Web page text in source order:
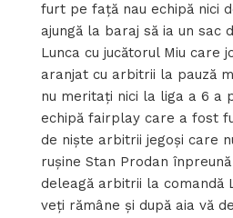
furt pe față nau echipă nici
ajungă la baraj să ia un sac
Lunca cu jucătorul Miu care
aranjat cu arbitrii la pauză
nu meritați nici la liga a 6 a
echipă fairplay care a fost
de niște arbitrii jegoși care
rușine Stan Prodan
deleagă arbitrii la comandă
veți rămâne și după aia vă